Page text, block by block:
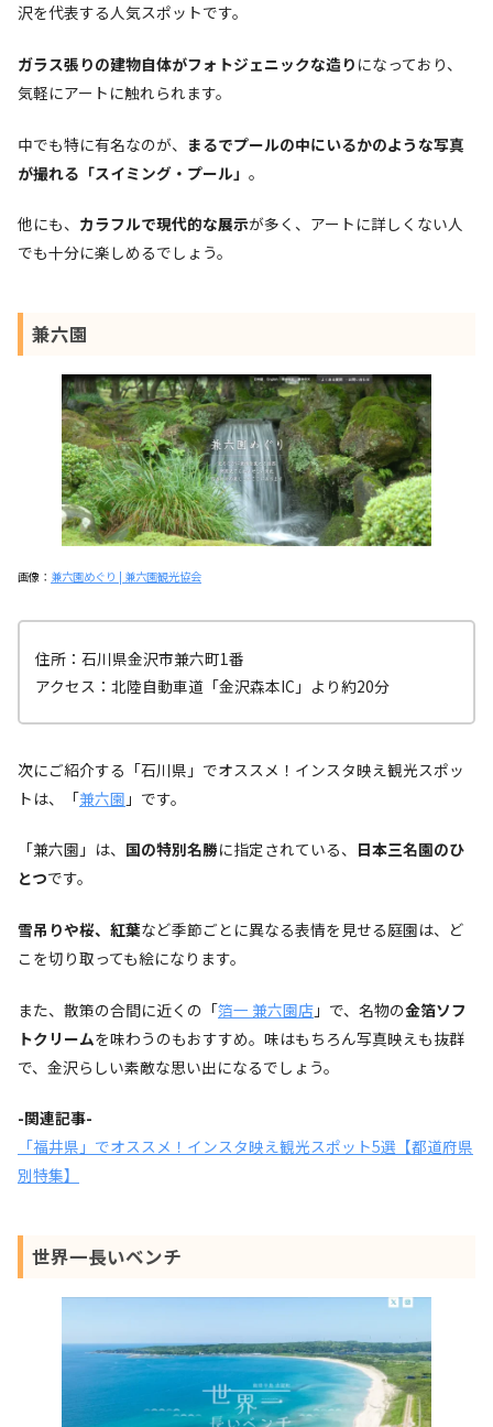
沢を代表する人気スポットです。
ガラス張りの建物自体がフォトジェニックな造り になっており、
気軽にアートに触れられます。
中でも特に有名なのが、 まるでプールの中にいるかのような写真
が撮れる「スイミング・プール」 。
他にも、 カラフルで現代的な展示が多く、アートに詳しくない人
でも十分に楽しめるでしょう。
兼六園
画像： 兼六園めぐり | 兼六園観光協会
住所：石川県金沢市兼六町1番
アクセス：北陸自動車道「金沢森本IC」より約20分
次にご紹介する「石川県」でオススメ！インスタ映え観光スポッ
トは、「兼六園 」です。
「兼六園」は、 国の特別名勝に指定されている、 日本三名園のひ
とつです。
雪吊りや桜、紅葉など季節ごとに異なる表情を見せる庭園は、ど
こを切り取っても絵になります。
また、散策の合間に近くの「箔一 兼六園店 」で、名物の金箔ソフ
トクリームを味わうのもおすすめ。味はもちろん写真映えも抜群
で、金沢らしい素敵な思い出になるでしょう。
-関連記事-
「福井県」でオススメ！インスタ映え観光スポット5選【都道府県
別特集】
世界一長いベンチ